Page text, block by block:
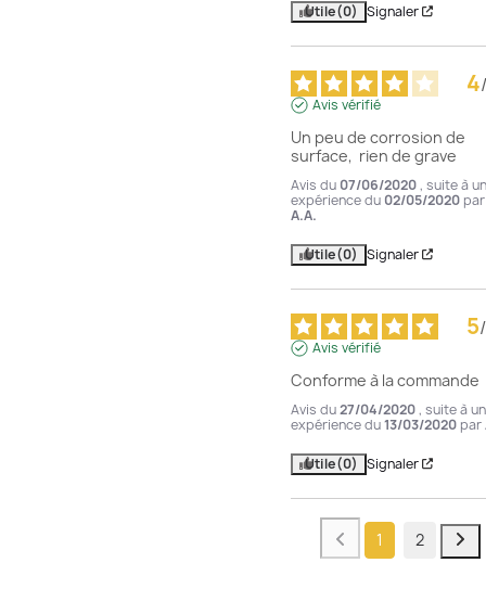
Utile(0) Signaler
4/
Avis vérifié
Un peu de corrosion de
surface,  rien de grave
Avis du 07/06/2020, suite à
expérience du 02/05/2020 par
A.A.
Utile(0) Signaler
5/
Avis vérifié
Conforme à la commande
Avis du27/04/2020, suite à
expérience du13/03/2020 par
Utile(0) Signaler
1 2